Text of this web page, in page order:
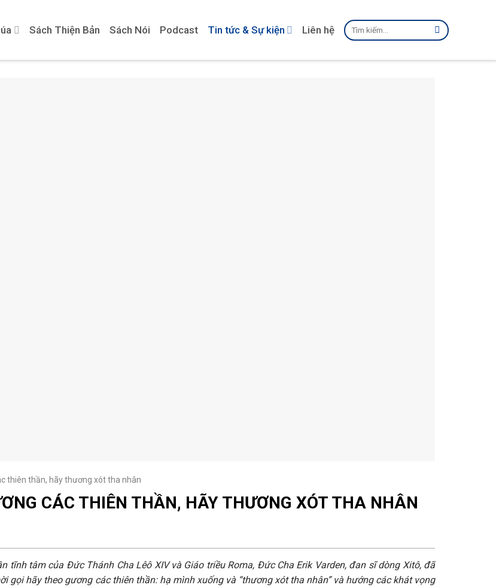
Sách Thiện Bản Sách Nói Podcast Tin tức & Sự kiện Liên hệ
Tìm
kiếm:
thiên thần, hãy thương xót tha nhân
CÁC THIÊN THẦN, HÃY THƯƠNG XÓT THA NHÂN
tâm của Đức Thánh Cha Lêô XIV và Giáo triều Roma, Đức Cha Erik Varden, đan sĩ dòng Xitô, đã
gọi hãy theo gương các thiên thần: hạ mình xuống và “thương xót tha nhân” và hướng các khát vọng